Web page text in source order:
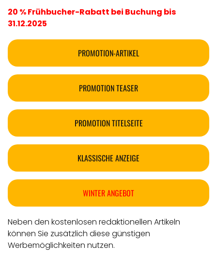
20 % Frühbucher-Rabatt bei Buchung bis
31.12.2025
PROMOTION-ARTIKEL
PROMOTION TEASER
PROMOTION TITELSEITE
KLASSISCHE ANZEIGE
WINTER ANGEBOT
Neben den kostenlosen redaktionellen Artikeln
können Sie zusätzlich diese günstigen
Werbemöglichkeiten nutzen.